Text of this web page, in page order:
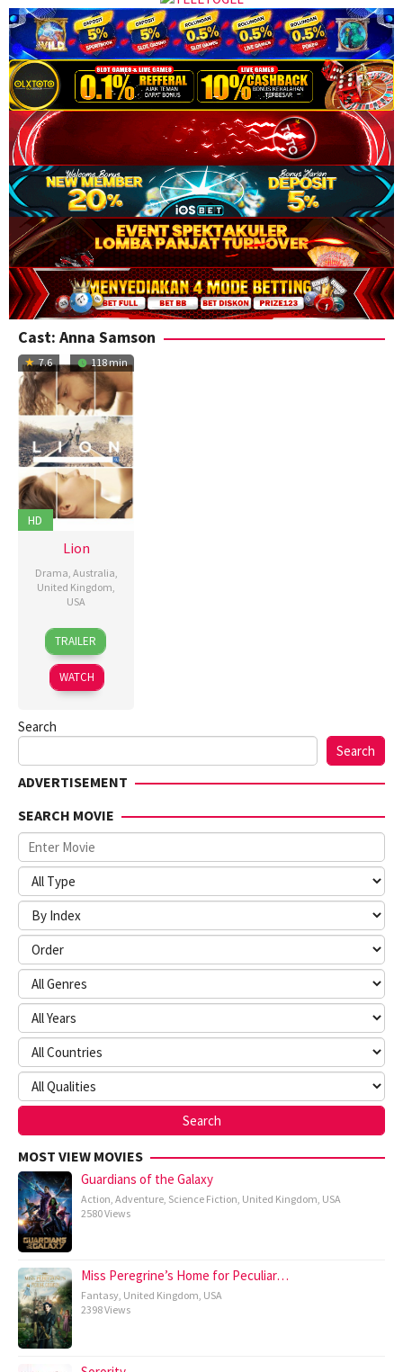
Cast: Anna Samson
7.6 118 min
HD
Lion
Drama, Australia,
United Kingdom,
USA
24
Nov
2016
Garth
Davis
Guy
Strachan
TRAILER
WATCH
Search
Search
ADVERTISEMENT
SEARCH MOVIE
MOST VIEW MOVIES
Guardians of the Galaxy
Action, Adventure, Science Fiction, United Kingdom, USA
2580 Views
Miss Peregrine’s Home for Peculiar…
Fantasy, United Kingdom, USA
2398 Views